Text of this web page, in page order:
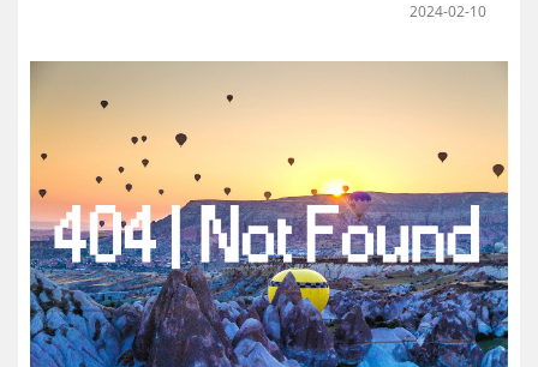
2024-02-10